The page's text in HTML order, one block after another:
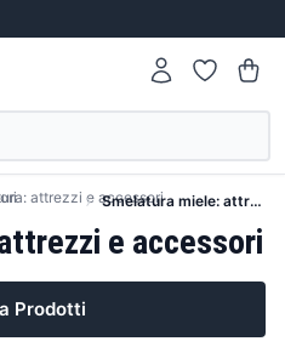
attrezzi e accessori Smelatura miele: attrezzi e accessori
e accessori
Prodotti